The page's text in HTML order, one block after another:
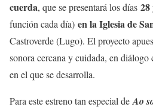
cuerda, que se presentará los días 28
función cada día) en la Iglesia de
Castroverde (Lugo). El proyecto
sonora cercana y cuidada, en
en el que se desarrolla.
Para este estreno tan especial de Ao